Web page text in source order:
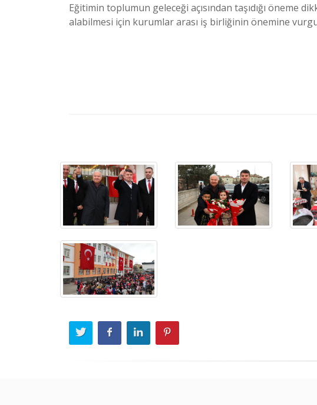
Eğitimin toplumun geleceği açısından taşıdığı
alabilmesi için kurumlar arası iş birliğinin önemine